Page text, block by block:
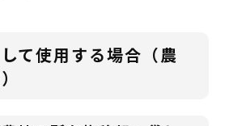
て使用する場合（農